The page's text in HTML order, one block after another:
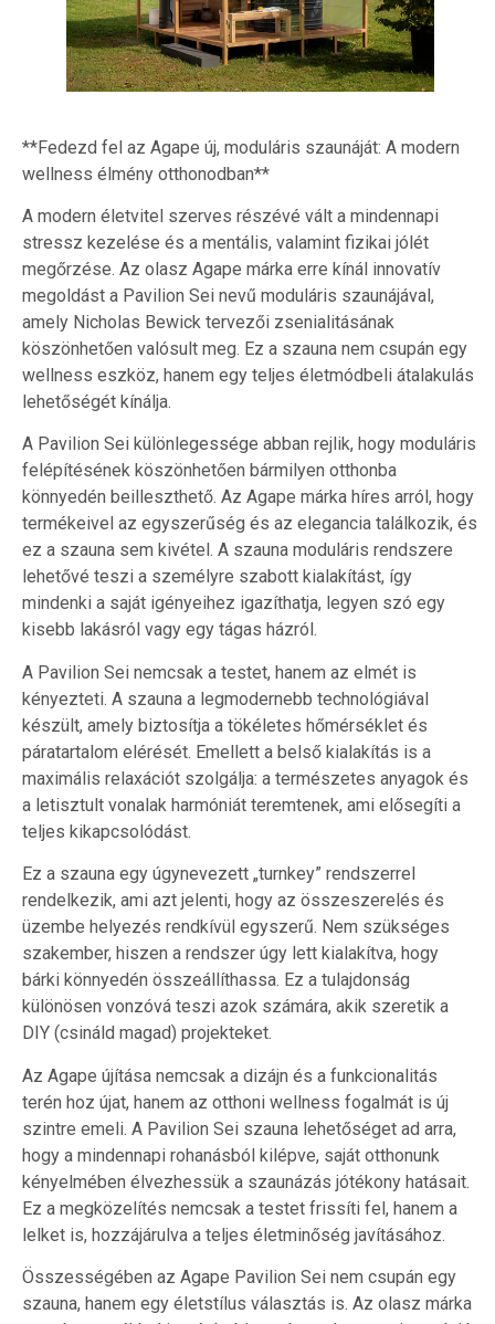
**Fedezd fel az Agape új, moduláris szaunáját: A modern
wellness élmény otthonodban**
A modern életvitel szerves részévé vált a mindennapi
stressz kezelése és a mentális, valamint fizikai jólét
megőrzése. Az olasz Agape márka erre kínál innovatív
megoldást a Pavilion Sei nevű moduláris szaunájával,
amely Nicholas Bewick tervezői zsenialitásának
köszönhetően valósult meg. Ez a szauna nem csupán egy
wellness eszköz, hanem egy teljes életmódbeli átalakulás
lehetőségét kínálja.
A Pavilion Sei különlegessége abban rejlik, hogy moduláris
felépítésének köszönhetően bármilyen otthonba
könnyedén beilleszthető. Az Agape márka híres arról, hogy
termékeivel az egyszerűség és az elegancia találkozik, és
ez a szauna sem kivétel. A szauna moduláris rendszere
lehetővé teszi a személyre szabott kialakítást, így
mindenki a saját igényeihez igazíthatja, legyen szó egy
kisebb lakásról vagy egy tágas házról.
A Pavilion Sei nemcsak a testet, hanem az elmét is
kényezteti. A szauna a legmodernebb technológiával
készült, amely biztosítja a tökéletes hőmérséklet és
páratartalom elérését. Emellett a belső kialakítás is a
maximális relaxációt szolgálja: a természetes anyagok és
a letisztult vonalak harmóniát teremtenek, ami elősegíti a
teljes kikapcsolódást.
Ez a szauna egy úgynevezett „turnkey” rendszerrel
rendelkezik, ami azt jelenti, hogy az összeszerelés és
üzembe helyezés rendkívül egyszerű. Nem szükséges
szakember, hiszen a rendszer úgy lett kialakítva, hogy
bárki könnyedén összeállíthassa. Ez a tulajdonság
különösen vonzóvá teszi azok számára, akik szeretik a
DIY (csináld magad) projekteket.
Az Agape újítása nemcsak a dizájn és a funkcionalitás
terén hoz újat, hanem az otthoni wellness fogalmát is új
szintre emeli. A Pavilion Sei szauna lehetőséget ad arra,
hogy a mindennapi rohanásból kilépve, saját otthonunk
kényelmében élvezhessük a szaunázás jótékony hatásait.
Ez a megközelítés nemcsak a testet frissíti fel, hanem a
lelket is, hozzájárulva a teljes életminőség javításához.
Összességében az Agape Pavilion Sei nem csupán egy
szauna, hanem egy életstílus választás is. Az olasz márka